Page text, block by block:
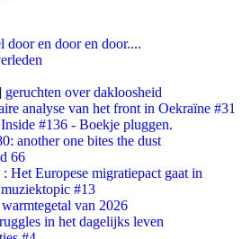
door en door en door....
over dakloosheid
analyse van het front in Oekraïne #31
#136 - Boekje pluggen.
another one bites the dust
66
Het Europese migratiepact gaat in
#13
van 2026
in het dagelijks leven